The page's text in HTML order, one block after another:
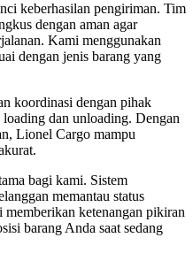
keberhasilan pengiriman. Tim
dengan aman agar
Kami menggunakan
dengan jenis barang yang
koordinasi dengan pihak
loading dan unloading. Dengan
Lionel Cargo mampu
bagi kami. Sistem
memantau status
ketenangan pikiran
barang Anda saat sedang